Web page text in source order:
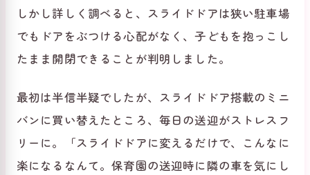
しかし詳しく調べると、スライドドアは狭い駐車場
でもドアをぶつける心配がなく、子どもを抱っこし
たまま開閉できることが判明しました。
最初は半信半疑でしたが、スライドドア搭載のミニ
バンに買い替えたところ、毎日の送迎がストレスフ
リーに。「スライドドアに変えるだけで、こんなに
楽になるなんて。保育園の送迎時に隣の車を気にし